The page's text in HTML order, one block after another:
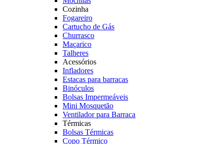
Cozinha
Fogareiro
Cartucho de Gás
Churrasco
Maçarico
Talheres
Acessórios
Infladores
Estacas para barracas
Binóculos
Bolsas Impermeáveis
Mini Mosquetão
Ventilador para Barraca
Térmicas
Bolsas Térmicas
Copo Térmico